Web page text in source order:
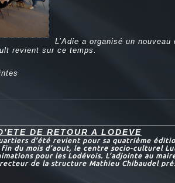
L’Adie a organisé un
revient sur ce temps.
DE RETOUR A LODEVE
d’été revient pour sa quatrième
fin du mois d’aout, le centre socio-culturel
pour les Lodévois. L’adjointe au
de la structure Mathieu Chibaudel